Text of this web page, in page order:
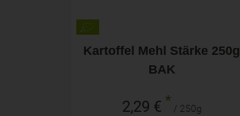
Kartoffel Mehl Stärke 250g
BAK
2,29 € * / 250g